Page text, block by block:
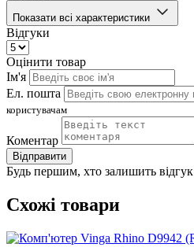
Показати всі характеристики
Відгуки
Оцінити товар
Ім'я
Ел. пошта
користувачам
Коментар
Відправити
Будь першим, хто залишить відгук
Схожі товари